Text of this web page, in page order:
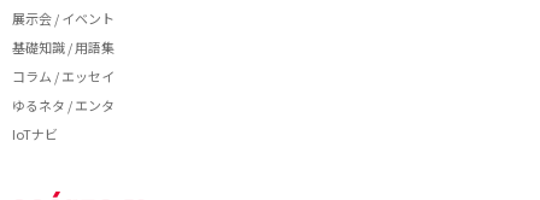
展示会 / イベント
基礎知識 / 用語集
コラム / エッセイ
ゆるネタ / エンタ
IoTナビ